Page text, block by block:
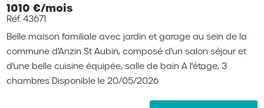
1010 €/mois
Réf. 43671
Belle maison familiale avec jardin et garage au sein de la
commune d'Anzin St Aubin, composé d'un salon séjour et
d'une belle cuisine équipée, salle de bain A l'étage, 3
chambres Disponible le 20/05/2026